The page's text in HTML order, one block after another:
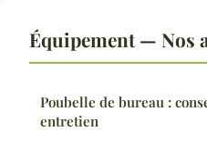
Équipement — Nos
Poubelle de bureau :
entretien